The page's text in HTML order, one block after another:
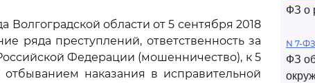
Волгоградской области от 5 сентября 2018
ряда преступлений, ответственность за
Федерации (мошенничество), к 5
наказания в исправительной
ФЗ о
N 7-ФЗ
ФЗ